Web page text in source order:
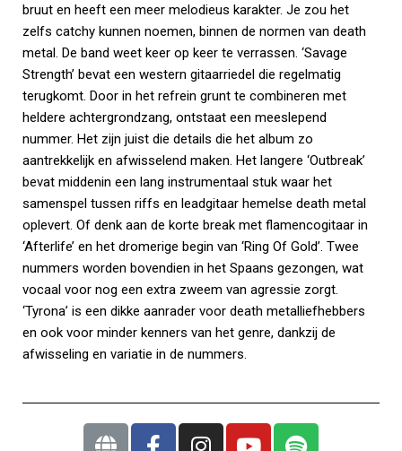
bruut en heeft een meer melodieus karakter. Je zou het
zelfs catchy kunnen noemen, binnen de normen van death
metal. De band weet keer op keer te verrassen. ‘Savage
Strength’ bevat een western gitaarriedel die regelmatig
terugkomt. Door in het refrein grunt te combineren met
heldere achtergrondzang, ontstaat een meeslepend
nummer. Het zijn juist die details die het album zo
aantrekkelijk en afwisselend maken. Het langere ‘Outbreak’
bevat middenin een lang instrumentaal stuk waar het
samenspel tussen riffs en leadgitaar hemelse death metal
oplevert. Of denk aan de korte break met flamencogitaar in
‘Afterlife’ en het dromerige begin van ‘Ring Of Gold’. Twee
nummers worden bovendien in het Spaans gezongen, wat
vocaal voor nog een extra zweem van agressie zorgt.
‘Tyrona’ is een dikke aanrader voor death metalliefhebbers
en ook voor minder kenners van het genre, dankzij de
afwisseling en variatie in de nummers.